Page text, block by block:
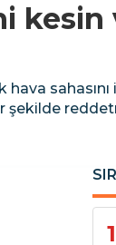
şekilde
1